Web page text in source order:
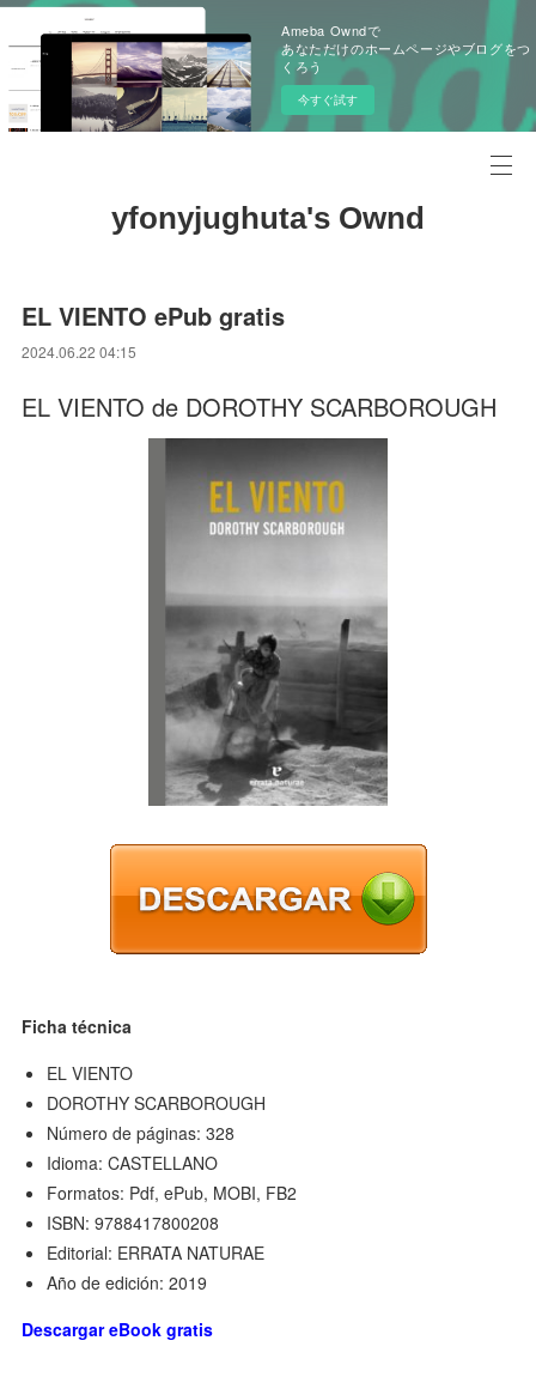
Ameba Owndで
あなただけのホームページやブログをつ
くろう
今すぐ試す
yfonyjughuta's Ownd
EL VIENTO ePub gratis
2024.06.22 04:15
EL VIENTO de DOROTHY SCARBOROUGH
Ficha técnica
EL VIENTO
DOROTHY SCARBOROUGH
Número de páginas: 328
Idioma: CASTELLANO
Formatos: Pdf, ePub, MOBI, FB2
ISBN: 9788417800208
Editorial: ERRATA NATURAE
Año de edición: 2019
Descargar eBook gratis